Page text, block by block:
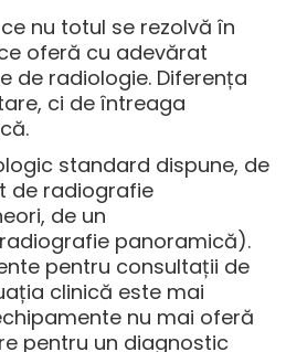
nu totul se rezolvă în
oferă cu adevărat
de radiologie. Diferența
ci de întreaga
standard dispune, de
de radiografie
de un
panoramică).
pentru consultații de
clinică este mai
nu mai oferă
pentru un diagnostic